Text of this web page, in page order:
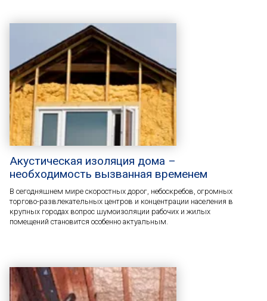
Акустическая изоляция дома –
необходимость вызванная временем
В сегодняшнем мире скоростных дорог, небоскребов, огромных
торгово-развлекательных центров и концентрации населения в
крупных городах вопрос шумоизоляции рабочих и жилых
помещений становится особенно актуальным.